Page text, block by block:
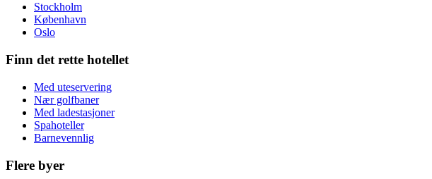
Stockholm
København
Oslo
Finn det rette hotellet
Med uteservering
Nær golfbaner
Med ladestasjoner
Spahoteller
Barnevennlig
Flere byer